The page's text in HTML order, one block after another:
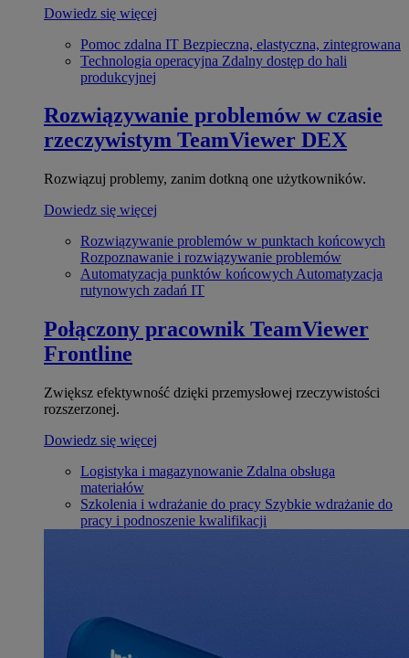
Dowiedz się więcej
Pomoc zdalna IT Bezpieczna, elastyczna, zintegrowana
Technologia operacyjna Zdalny dostęp do hali
produkcyjnej
Rozwiązywanie problemów w czasie
rzeczywistym TeamViewer DEX
Rozwiązuj problemy, zanim dotkną one użytkowników.
Dowiedz się więcej
Rozwiązywanie problemów w punktach końcowych
Rozpoznawanie i rozwiązywanie problemów
Automatyzacja punktów końcowych Automatyzacja
rutynowych zadań IT
Połączony pracownik TeamViewer
Frontline
Zwiększ efektywność dzięki przemysłowej rzeczywistości
rozszerzonej.
Dowiedz się więcej
Logistyka i magazynowanie Zdalna obsługa
materiałów
Szkolenia i wdrażanie do pracy Szybkie wdrażanie do
pracy i podnoszenie kwalifikacji